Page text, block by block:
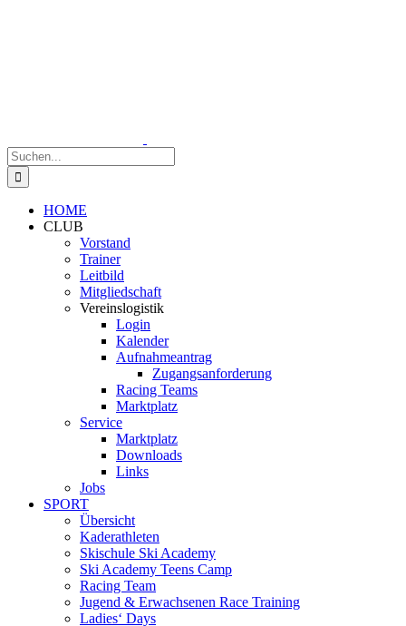
Suche
nach:
HOME
CLUB
Vorstand
Trainer
Leitbild
Mitgliedschaft
Vereinslogistik
Login
Kalender
Aufnahmeantrag
Zugangsanforderung
Racing Teams
Marktplatz
Service
Marktplatz
Downloads
Links
Jobs
SPORT
Übersicht
Kaderathleten
Skischule Ski Academy
Ski Academy Teens Camp
Racing Team
Jugend & Erwachsenen Race Training
Ladies‘ Days